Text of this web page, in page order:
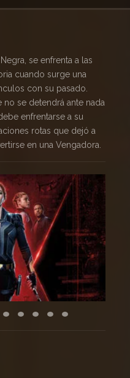
se enfrenta a las
cuando surge una
con su pasado.
no se detendrá ante nada
enfrentarse a su
rotas que dejó a
en una Vengadora.